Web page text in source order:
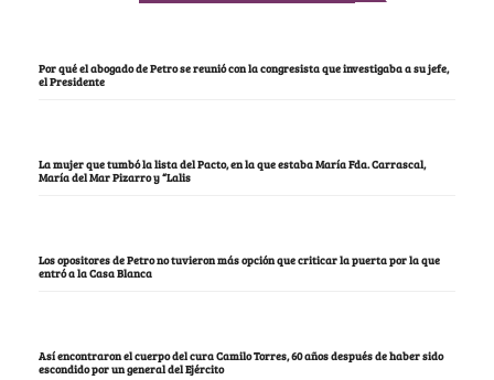
Por qué el abogado de Petro se reunió con la congresista que investigaba a su jefe,
el Presidente
La mujer que tumbó la lista del Pacto, en la que estaba María Fda. Carrascal,
María del Mar Pizarro y “Lalis
Los opositores de Petro no tuvieron más opción que criticar la puerta por la que
entró a la Casa Blanca
Así encontraron el cuerpo del cura Camilo Torres, 60 años después de haber sido
escondido por un general del Ejército